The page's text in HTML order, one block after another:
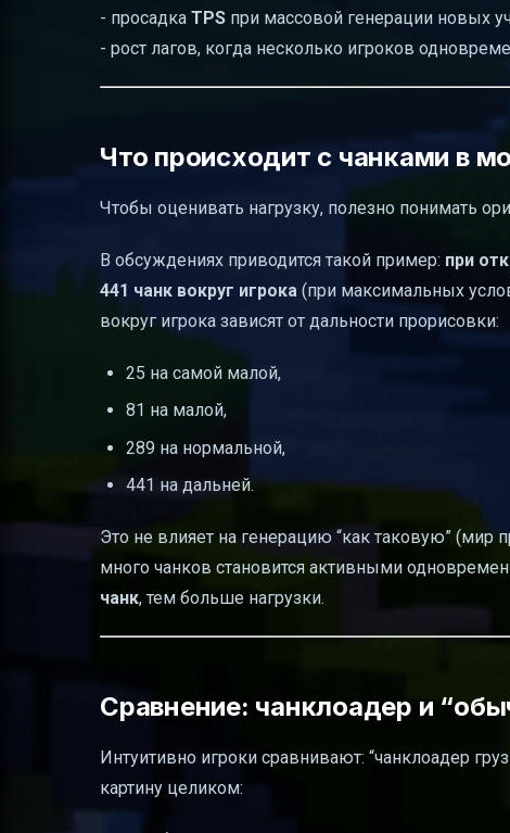
- просадка TPS при массовой генерации новых
- рост лагов, когда несколько игроков
Что происходит с чанками в
Чтобы оценивать нагрузку, полезно понимать
В обсуждениях приводится такой пример: при
441 чанк вокруг игрока (при максимальных
вокруг игрока зависят от дальности прорисовки:
25 на самой малой,
81 на малой,
289 на нормальной,
441 на дальней.
Это не влияет на генерацию “как таковую” (мир
много чанков становится активными
чанк, тем больше нагрузки.
Сравнение: чанклоадер и
Интуитивно игроки сравнивают: “чанклоадер
картину целиком: